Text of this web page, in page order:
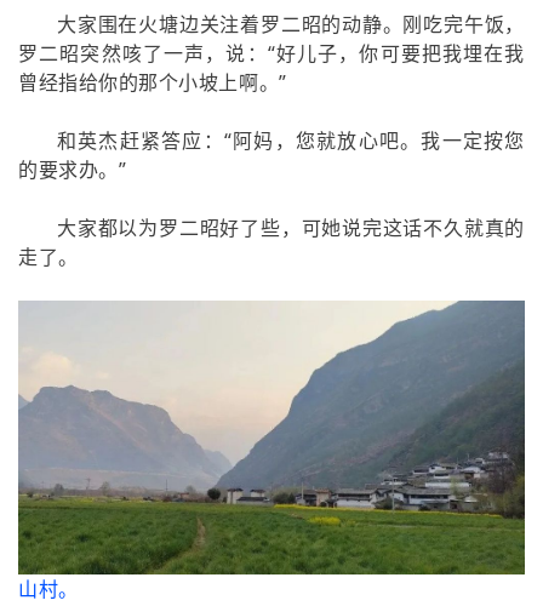
大家围在火塘边关注着罗二昭的动静。刚吃完午饭，
罗二昭突然咳了一声，说：“好儿子，你可要把我埋在我
曾经指给你的那个小坡上啊。”
和英杰赶紧答应：“阿妈，您就放心吧。我一定按您
的要求办。”
大家都以为罗二昭好了些，可她说完这话不久就真的
走了。
山村。